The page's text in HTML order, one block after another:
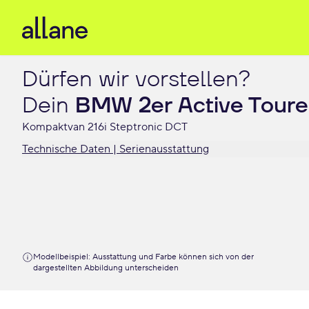
Dürfen wir vorstellen?
Dein BMW 2er Active
Kompaktvan 216i Steptronic DCT
Technische Daten | Serienausstattung
Modellbeispiel: Ausstattung und Farbe können sich von der
dargestellten Abbildung unterscheiden